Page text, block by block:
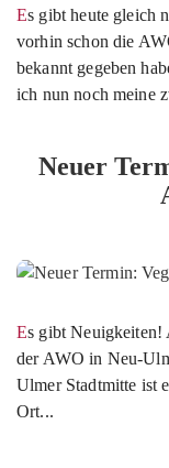
Es gibt heute gleich noch mehr Neuigkeiten! Nachdem ich
vorhin schon die
bekannt gegeben
ich nun noch meine
Neuer
Es gibt Neuigkeiten! Ab sofort werde ich auch Kochkurse bei
der AWO in Neu-
Ulmer Stadtmitte ist
Ort...